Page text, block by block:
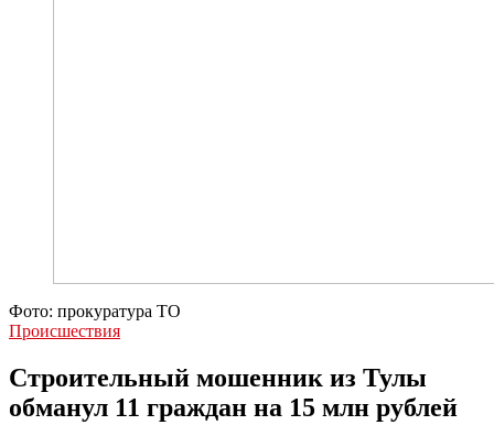
Фото: прокуратура ТО
Происшествия
Строительный мошенник из Тулы
обманул 11 граждан на 15 млн рублей